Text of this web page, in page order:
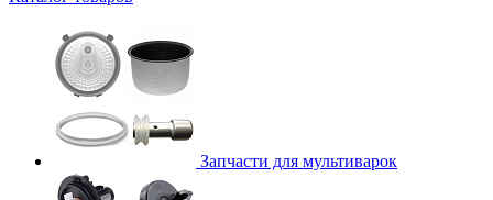
Запчасти для мультиварок